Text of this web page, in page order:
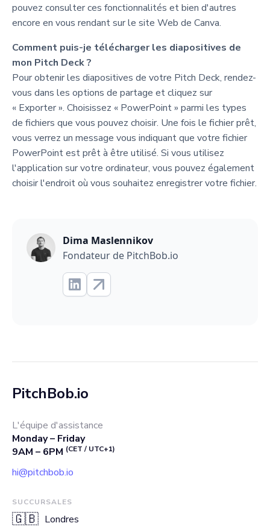
pouvez consulter ces fonctionnalités et bien d'autres
encore en vous rendant sur le site Web de Canva.
Comment puis-je télécharger les diapositives de
mon Pitch Deck ?
Pour obtenir les diapositives de votre Pitch Deck, rendez-
vous dans les options de partage et cliquez sur
« Exporter ». Choisissez « PowerPoint » parmi les types
de fichiers que vous pouvez choisir. Une fois le fichier prêt,
vous verrez un message vous indiquant que votre fichier
PowerPoint est prêt à être utilisé. Si vous utilisez
l'application sur votre ordinateur, vous pouvez également
choisir l'endroit où vous souhaitez enregistrer votre fichier.
Dima Maslennikov
Fondateur de PitchBob.io
PitchBob.io
L'équipe d'assistance
Monday – Friday
9AM – 6PM (CET / UTC+1)
hi@pitchbob.io
SUCCURSALES
🇬🇧 Londres